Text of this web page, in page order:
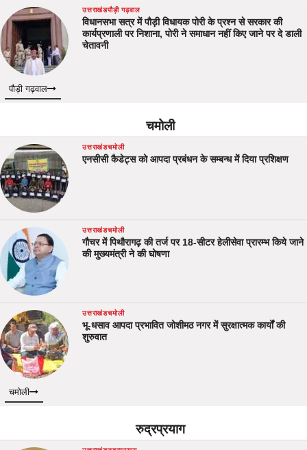
उत्तराखंडपौड़ी गढ़वाल
विधानसभा सत्र में पौड़ी विधायक पोरी के प्रश्न से सरकार की
कार्यप्रणाली पर निशाना, पोरी ने समाधान नहीं किए जाने पर दे डाली
चेतावनी
पौड़ी गढ़वाल
चमोली
उत्तराखंडचमोली
एनसीसी कैडेट्स को आपदा प्रबंधन के सम्बन्ध में दिया प्रशिक्षण
उत्तराखंडचमोली
गौचर में पिथौरागढ़ की तर्ज पर 18-सीटर हेलीसेवा प्रारम्भ किये जाने
की मुख्यमंत्री ने की घोषणा
उत्तराखंडचमोली
भू-धसाव आपदा प्रभावित जोशीमठ नगर में सुरक्षात्मक कार्यों की
शुरुवात
चमोली
रुद्रप्रयाग